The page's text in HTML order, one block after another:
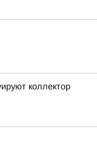
коллектор